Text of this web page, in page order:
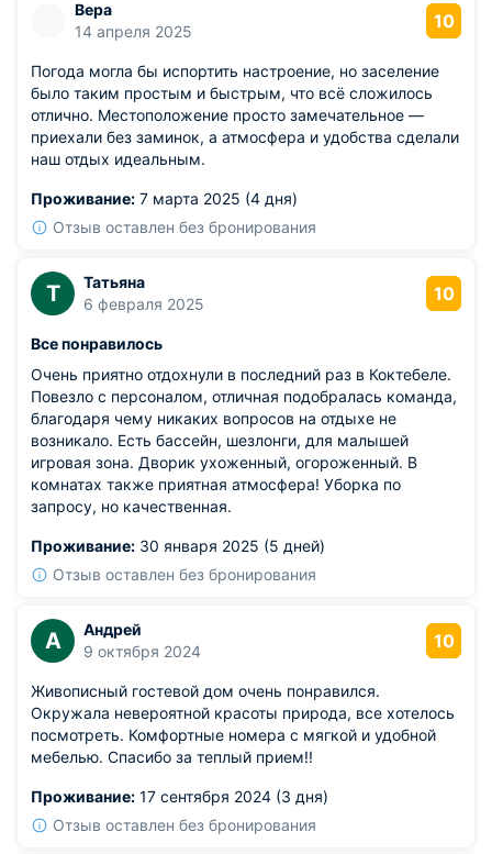
Вера
14 апреля 2025
10
Погода могла бы испортить настроение, но заселение
было таким простым и быстрым, что всё сложилось
отлично. Местоположение просто замечательное —
приехали без заминок, а атмосфера и удобства сделали
наш отдых идеальным.
Проживание: 7 марта 2025 (4 дня)
Отзыв оставлен без бронирования
Т
Татьяна
6 февраля 2025
10
Все понравилось
Очень приятно отдохнули в последний раз в Коктебеле.
Повезло с персоналом, отличная подобралась команда,
благодаря чему никаких вопросов на отдыхе не
возникало. Есть бассейн, шезлонги, для малышей
игровая зона. Дворик ухоженный, огороженный. В
комнатах также приятная атмосфера! Уборка по
запросу, но качественная.
Проживание: 30 января 2025 (5 дней)
Отзыв оставлен без бронирования
А
Андрей
9 октября 2024
10
Живописный гостевой дом очень понравился.
Окружала невероятной красоты природа, все хотелось
посмотреть. Комфортные номера с мягкой и удобной
мебелью. Спасибо за теплый прием!!
Проживание: 17 сентября 2024 (3 дня)
Отзыв оставлен без бронирования